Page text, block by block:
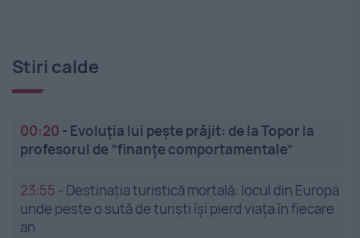
Stiri calde
00:20 - Evoluția lui pește prăjit: de la Topor la
profesorul de ”finanțe comportamentale”
23:55 - Destinația turistică mortală: locul din Europa
unde peste o sută de turiști își pierd viața în fiecare
an